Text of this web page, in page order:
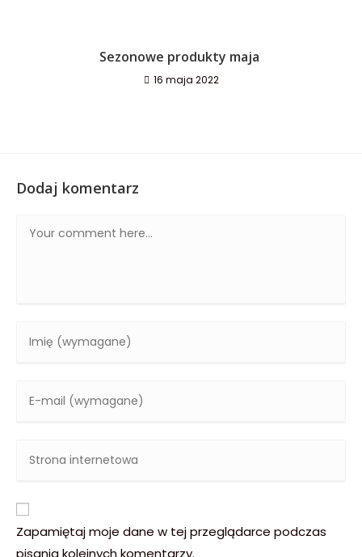
Sezonowe produkty maja
16 maja 2022
Dodaj komentarz
Zapamiętaj moje dane w tej przeglądarce podczas
pisania kolejnych komentarzy.